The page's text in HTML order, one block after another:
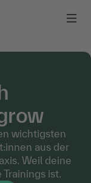
wichtigsten
aus der
Weil deine
ist.